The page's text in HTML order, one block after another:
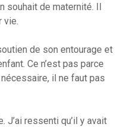
souhait de maternité. Il
de son entourage et
Ce n’est pas parce
nécessaire, il ne faut pas
ressenti qu’il y avait